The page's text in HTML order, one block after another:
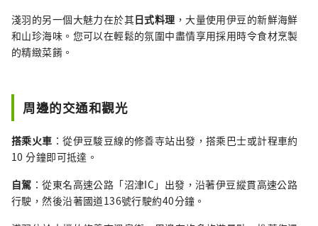
淺羽的另一個大魅力在於其日式料理 ，大量使用伊豆的新鮮海鮮
和山珍海味。您可以在輕鬆的氛圍中盡情享用採用時令食材烹製
的精緻菜餚。
周邊的交通和觀光
搭乘火車 ：從伊豆駿豆線的修善寺站出發，搭乘巴士或計程車約
10 分鐘即可抵達。
自駕 ：從東名高速公路「沼津IC」出發，沿著伊豆縱貫高速公路
行駛，然後沿著國道136號行駛約40分鐘。